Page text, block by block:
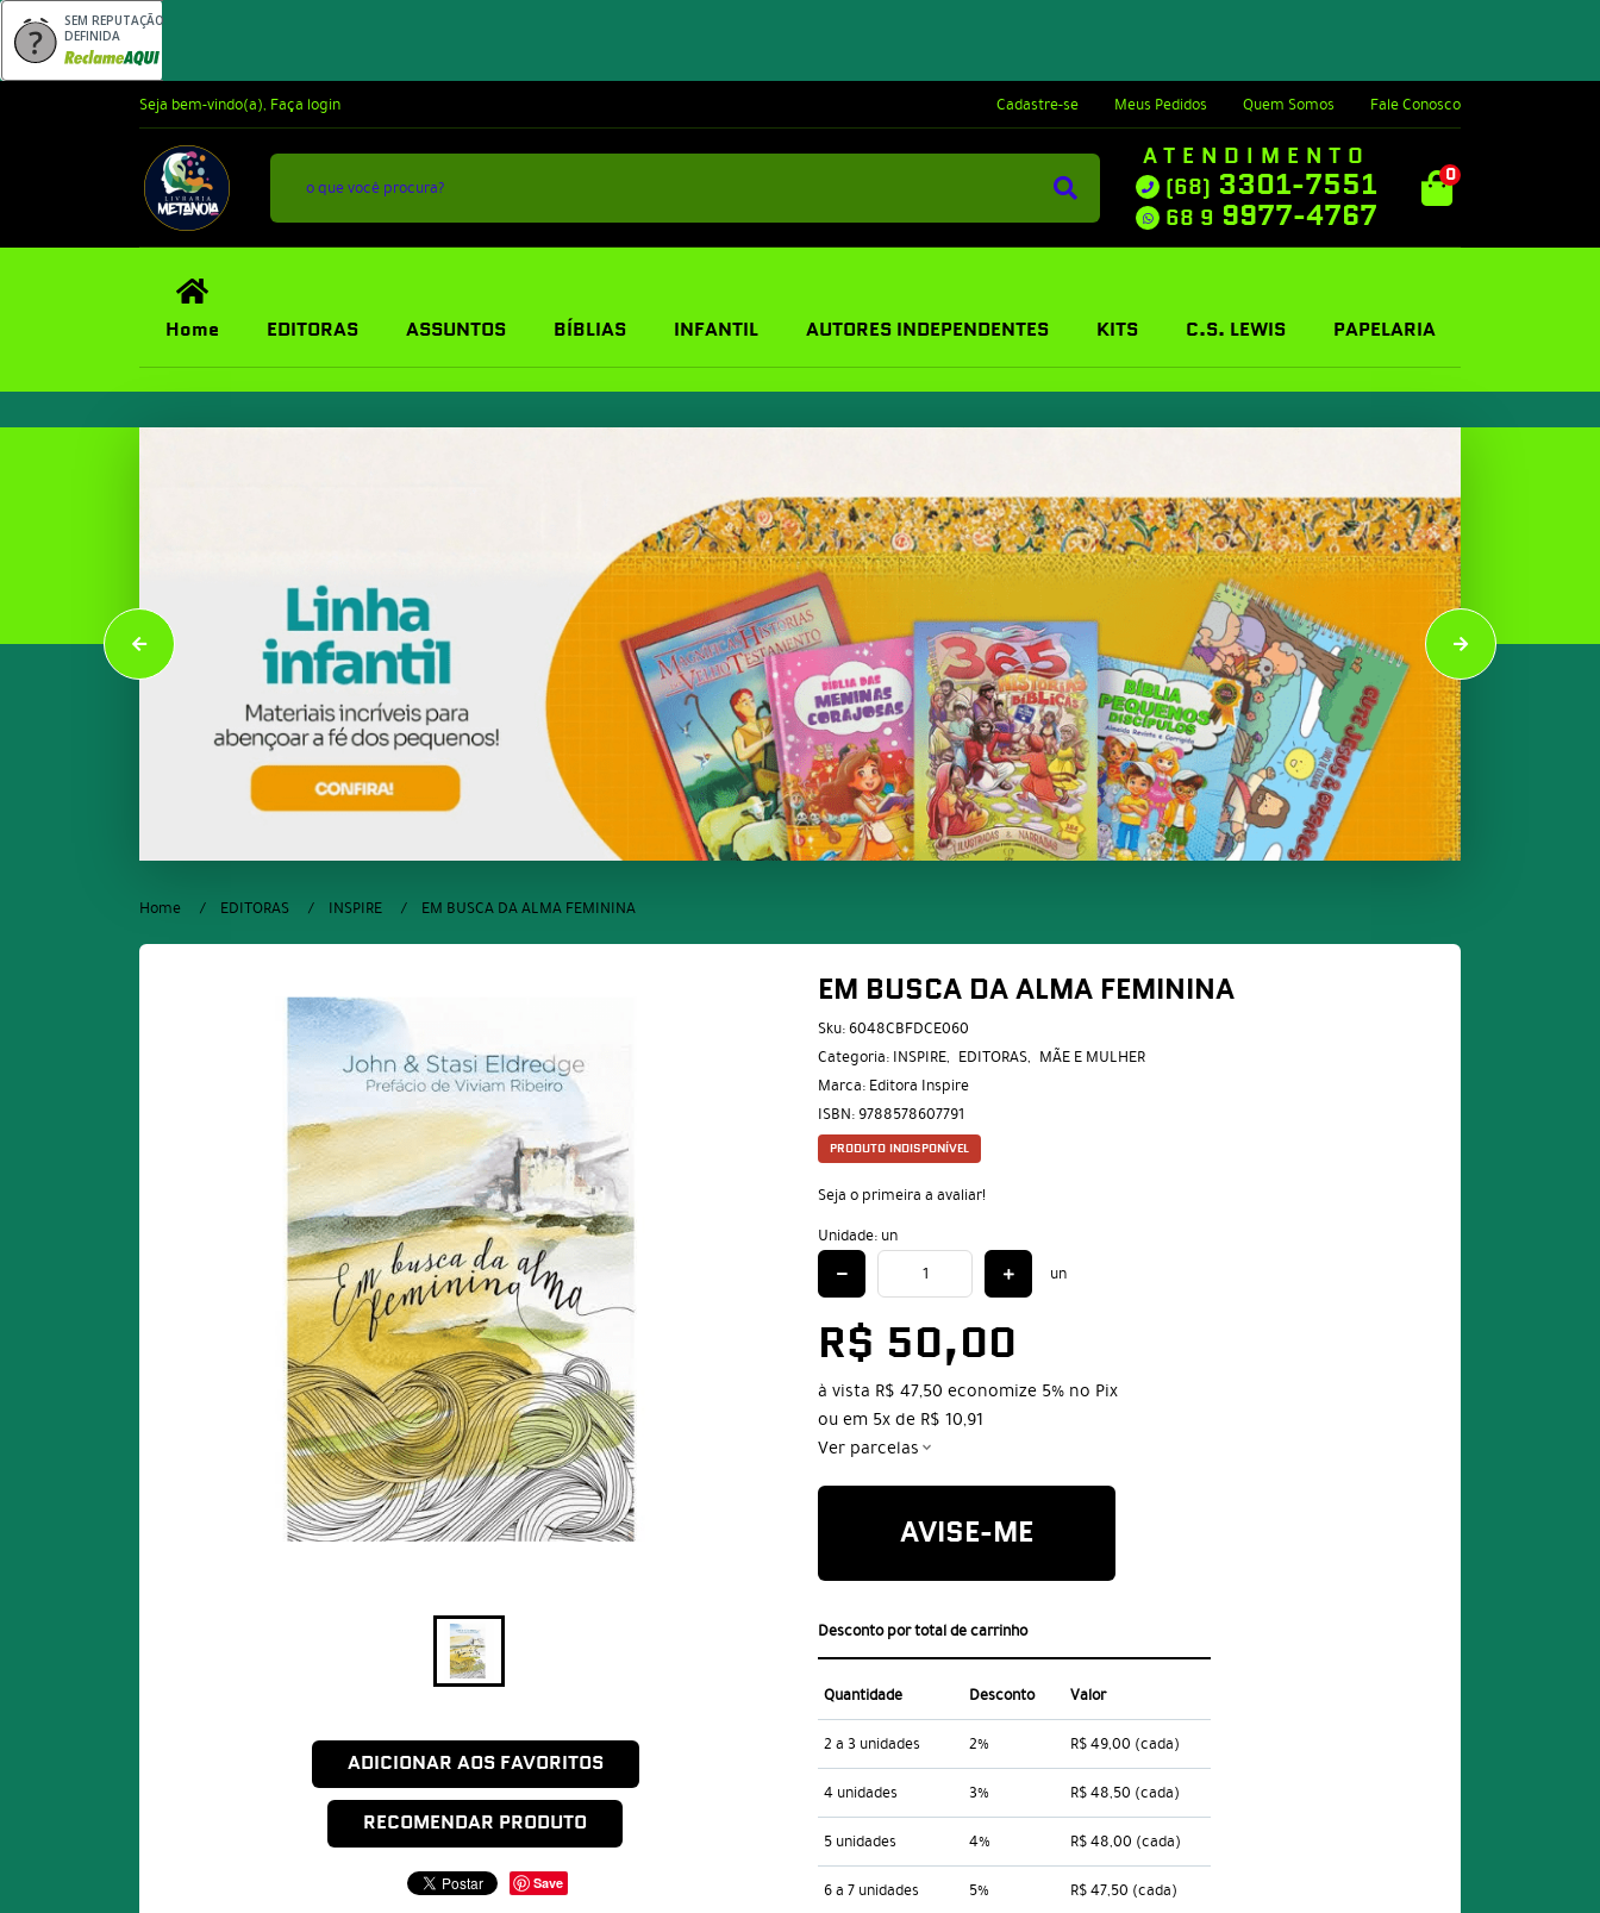
SEM REPUTAÇÃO
DEFINIDA
Seja bem-vindo(a), Faça login Cadastre-se Meus Pedidos Quem Somos Fale Conosco
ATENDIMENTO
(68) 3301-7551
68 9 9977-4767
0
Home EDITORAS ASSUNTOS BÍBLIAS INFANTIL AUTORES INDEPENDENTES KITS C.S. LEWIS PAPELARIA
Home EDITORAS INSPIRE EM BUSCA DA ALMA FEMININA
ADICIONAR AOS FAVORITOS
RECOMENDAR PRODUTO
Save
EM BUSCA DA ALMA FEMININA
Sku: 6048CBFDCE060
Categoria: INSPIRE EDITORAS MÃE E MULHER
Marca: Editora Inspire
ISBN: 9788578607791
PRODUTO INDISPONÍVEL
Seja o primeira a avaliar!
Unidade: un
un
R$ 50,00
à vista R$ 47,50 economize 5% no Pix
ou em 5xde R$ 10,91
Ver parcelas
AVISE-ME
Desconto por total de carrinho
Quantidade Desconto Valor
2 a 3 unidades 2% R$ 49,00 (cada)
4 unidades 3% R$ 48,50 (cada)
5 unidades 4% R$ 48,00 (cada)
6 a 7 unidades 5% R$ 47,50 (cada)